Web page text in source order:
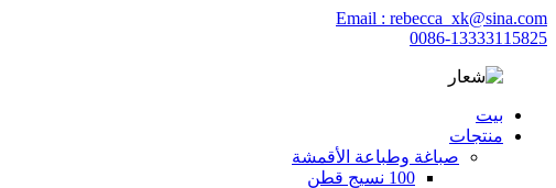
Email : rebecca_xk@sina.com
0086-13333115825
بيت
منتجات
صباغة وطباعة الأقمشة
100 نسيج قطن